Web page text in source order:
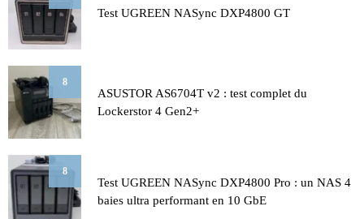
Test UGREEN NASync DXP4800 GT
8
ASUSTOR AS6704T v2 : test complet du
Lockerstor 4 Gen2+
8
Test UGREEN NASync DXP4800 Pro : un NAS 4
baies ultra performant en 10 GbE